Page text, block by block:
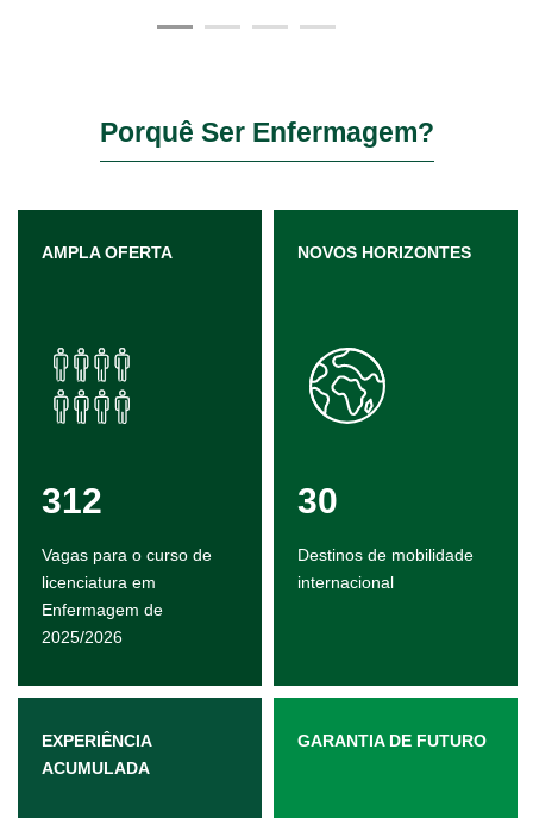
Porquê Ser Enfermagem?
AMPLA OFERTA
312
Vagas para o curso de
licenciatura em
Enfermagem de
2025/2026
NOVOS HORIZONTES
30
Destinos de mobilidade
internacional
EXPERIÊNCIA
ACUMULADA
GARANTIA DE FUTURO